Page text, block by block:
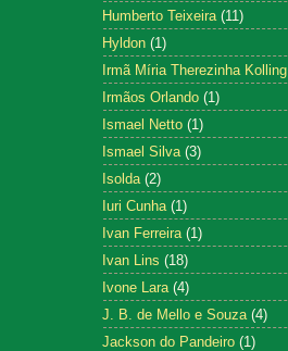
Humberto Teixeira (11)
Hyldon (1)
Irmã Míria Therezinha Kolling
Irmãos Orlando (1)
Ismael Netto (1)
Ismael Silva (3)
Isolda (2)
Iuri Cunha (1)
Ivan Ferreira (1)
Ivan Lins (18)
Ivone Lara (4)
J. B. de Mello e Souza (4)
Jackson do Pandeiro (1)